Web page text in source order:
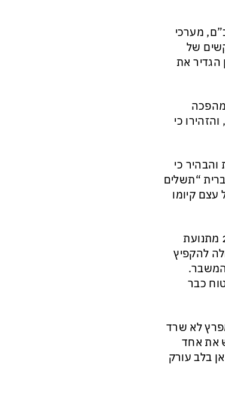
מערכי
של
הגדיר את
כי
כי
“תשלים
עצם קיומו
החשש הגדול כעת הוא שהעימות סביב הורמוז ייצא מכלל שליטה. כ-20% מתנועת
להקפיץ
המשבר.
כבר
לא שרד
את אחד
בלב עורק